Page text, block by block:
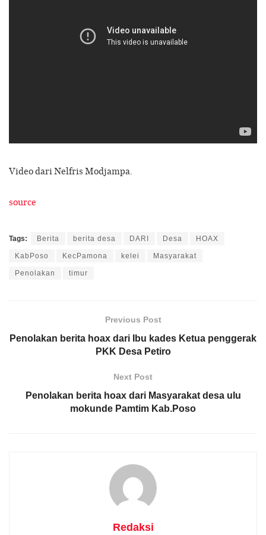
Video dari Nelfris Modjampa.
source
Tags: Berita berita desa DARI Desa HOAX
KabPoso KecPamona kelei Masyarakat
Penolakan timur
Previous Post
Penolakan berita hoax dari Ibu kades Ketua penggerak
PKK Desa Petiro
Next Post
Penolakan berita hoax dari Masyarakat desa ulu
mokunde Pamtim Kab.Poso
Redaksi